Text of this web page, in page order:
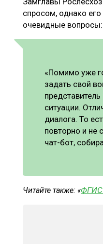
спросом, однако
очевидные вопросы:
«Помимо уже
задать свой
ситуации.
диалога. То
повторно и не
чат-бот,
Читайте также: «ФГИС